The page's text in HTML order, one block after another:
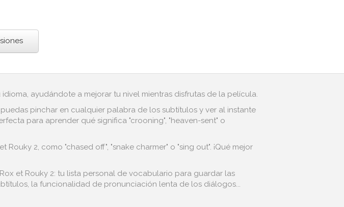
ayudándote a mejorar tu nivel mientras disfrutas de la película.
pinchar en cualquier palabra de los subtítulos y ver al instante
para aprender qué significa "crooning", "heaven-sent" o
2, como "chased off", "snake charmer" o "sing out". ¡Qué mejor
et Rouky 2: tu lista personal de vocabulario para guardar las
la funcionalidad de pronunciación lenta de los diálogos...